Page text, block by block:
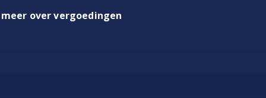
meer over vergoedingen